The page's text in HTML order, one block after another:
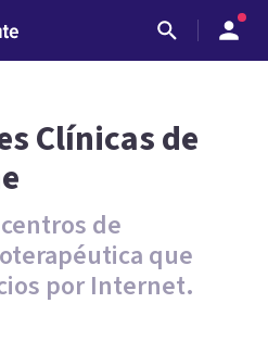
Clínicas de
de
que
por Internet.